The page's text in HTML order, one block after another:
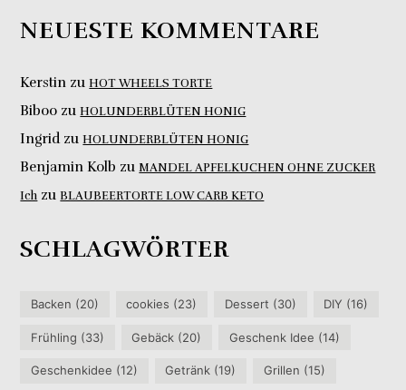
NEUESTE KOMMENTARE
Kerstin zuHOT WHEELS TORTE
Biboo zuHOLUNDERBLÜTEN HONIG
IngridzuHOLUNDERBLÜTEN HONIG
Benjamin Kolb zuMANDEL APFELKUCHEN OHNE ZUCKER
Ich zuBLAUBEERTORTE LOW CARB KETO
SCHLAGWÖRTER
Backen (20) cookies (23) Dessert (30) DIY (16)
Frühling (33) Gebäck (20) Geschenk Idee (14)
Geschenkidee (12) Getränk (19) Grillen (15)